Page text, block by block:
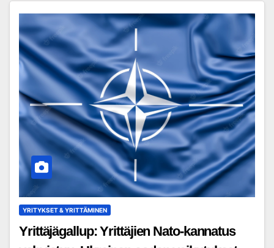
YRITYKSET & YRITTÄMINEN
Yrittäjägallup: Yrittäjien Nato-kannatus